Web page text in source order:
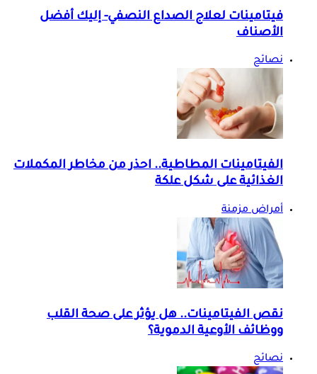
فيتامينات لعلاج الصداع النصفي- إليك أفضل
الأصناف
نصائح
الفيتامينات المطاطية.. احذر من مخاطر المكملات
الغذائية على شكل علكة
أمراض مزمنة
نقص الفيتامينات.. هل يؤثر على صحة القلب
ووظائف الأوعية الدموية؟
نصائح